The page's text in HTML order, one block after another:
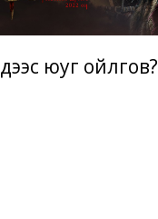
юуг ойлгов?